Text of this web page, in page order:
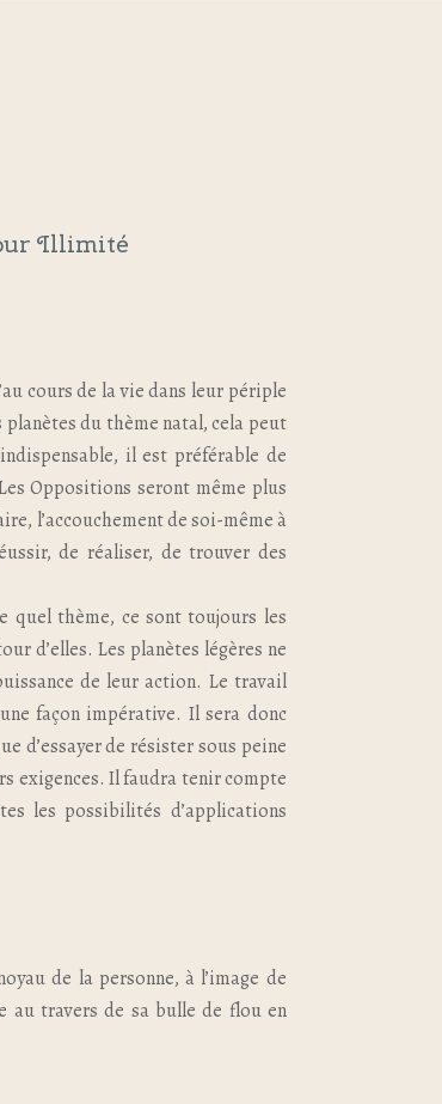
Illimité
cours de la vie dans leur périple
du thème natal, cela peut
il est préférable de
Oppositions seront même plus
l’accouchement de soi-même à
de réaliser, de trouver des
quel thème, ce sont toujours les
d’elles. Les planètes légères ne
de leur action. Le travail
façon impérative. Il sera donc
d’essayer de résister sous peine
exigences. Il faudra tenir compte
les possibilités d’applications
de la personne, à l’image de
au travers de sa bulle de flou en